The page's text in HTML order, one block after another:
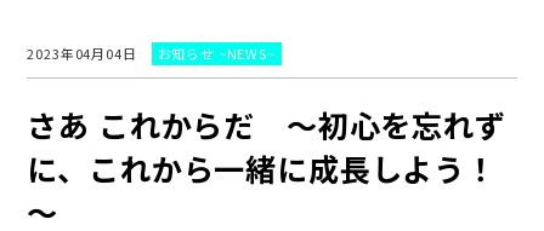
2023年04月04日 お知らせ ~NEWS~
さあ これからだ ～初心を忘れず
に、これから一緒に成長しよう！
～